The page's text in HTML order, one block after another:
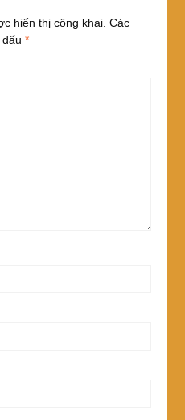
hiển thị công khai. Các
*